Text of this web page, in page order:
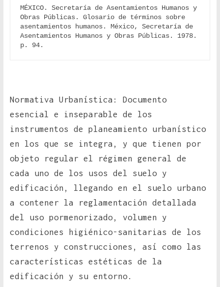
MÉXICO. Secretaría de Asentamientos Humanos y
Obras Públicas. Glosario de términos sobre
asentamientos humanos. México, Secretaría de
Asentamientos Humanos y Obras Públicas. 1978.
p. 94.
Normativa Urbanística: Documento
esencial e inseparable de los
instrumentos de planeamiento urbanístico
en los que se integra, y que tienen por
objeto regular el régimen general de
cada uno de los usos del suelo y
edificación, llegando en el suelo urbano
a contener la reglamentación detallada
del uso pormenorizado, volumen y
condiciones higiénico-sanitarias de los
terrenos y construcciones, así como las
características estéticas de la
edificación y su entorno.